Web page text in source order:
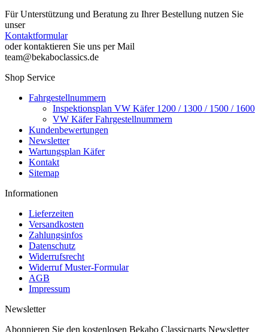
Für Unterstützung und Beratung zu Ihrer Bestellung nutzen Sie
unser
Kontaktformular
oder kontaktieren Sie uns per Mail
team@bekaboclassics.de
Shop Service
Fahrgestellnummern
Inspektionsplan VW Käfer 1200 / 1300 / 1500 / 1600
VW Käfer Fahrgestellnummern
Kundenbewertungen
Newsletter
Wartungsplan Käfer
Kontakt
Sitemap
Informationen
Lieferzeiten
Versandkosten
Zahlungsinfos
Datenschutz
Widerrufsrecht
Widerruf Muster-Formular
AGB
Impressum
Newsletter
Abonnieren Sie den kostenlosen Bekabo Classicparts Newsletter